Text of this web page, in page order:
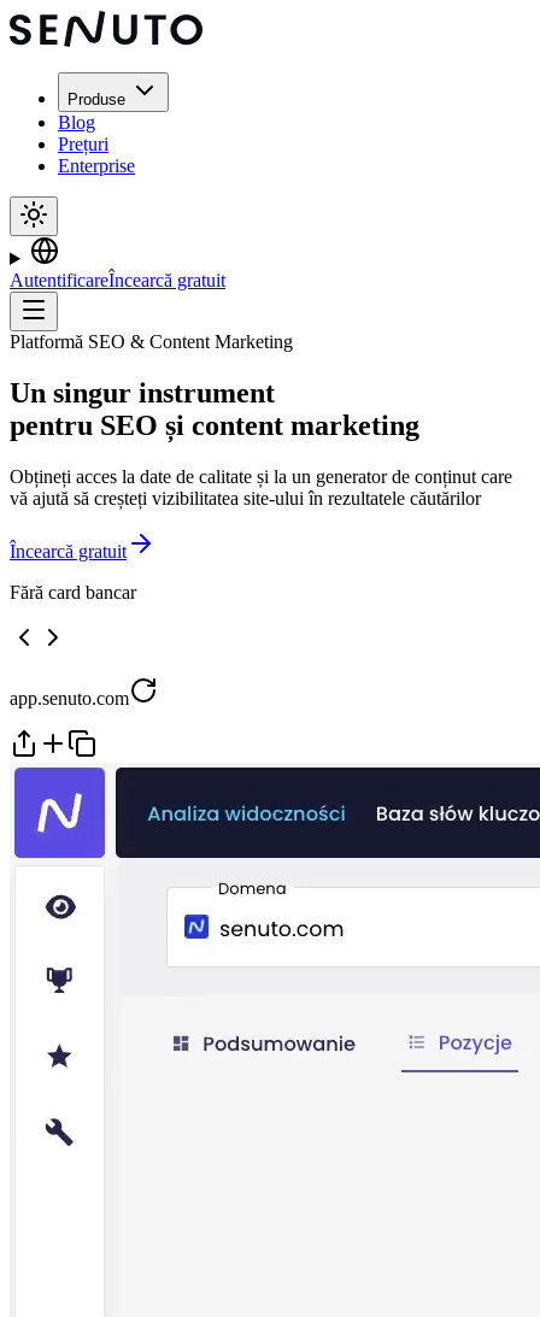
Produse
Blog
Prețuri
Enterprise
AutentificareÎncearcă gratuit
Platformă SEO & Content Marketing
Un singur instrument
pentru SEO și content marketing
Obțineți acces la date de calitate și la un generator de conținut care
vă ajută să creșteți vizibilitatea site-ului în rezultatele căutărilor
Încearcă gratuit
Fără card bancar
app.senuto.com